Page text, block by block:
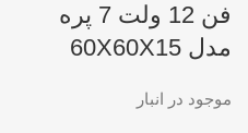
فن 12 ولت 7 پره
مدل 60X60X15
موجود در انبار